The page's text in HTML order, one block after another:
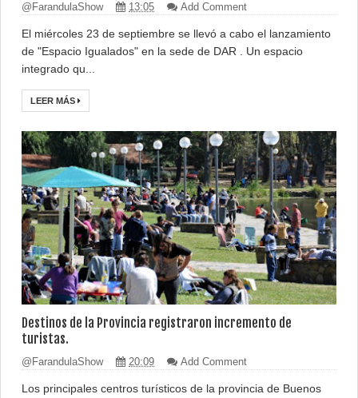
@FarandulaShow 13:05 Add Comment
El miércoles 23 de septiembre se llevó a cabo el lanzamiento
de "Espacio Igualados" en la sede de DAR . Un espacio
integrado qu...
LEER MÁS
Destinos de la Provincia registraron incremento de
turistas.
@FarandulaShow 20:09 Add Comment
Los principales centros turísticos de la provincia de Buenos